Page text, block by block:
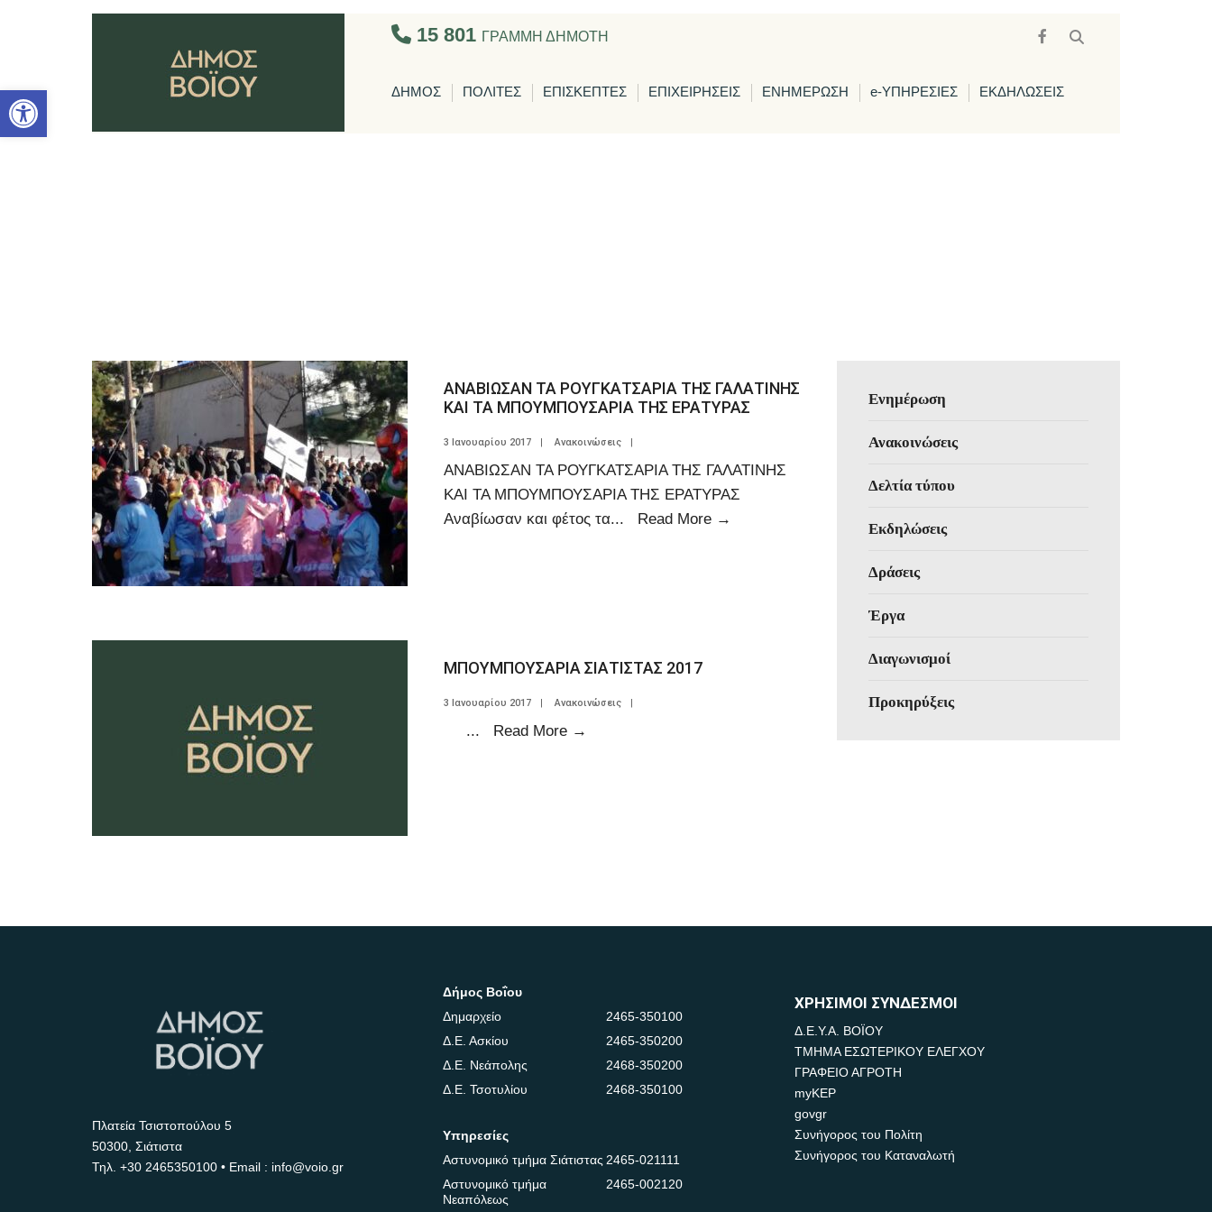
Ανοίξτε τη γραμμή εργαλείων
15 801 ΓΡΑΜΜΗ ΔΗΜΟΤΗ
ΔΗΜΟΣ ΠΟΛΙΤΕΣ ΕΠΙΣΚΕΠΤΕΣ ΕΠΙΧΕΙΡΗΣΕΙΣ ΕΝΗΜΕΡΩΣΗ e-ΥΠΗΡΕΣΙΕΣ ΕΚΔΗΛΩΣΕΙΣ
ΑΝΑΒΙΩΣΑΝ ΤΑ ΡΟΥΓΚΑΤΣΑΡΙΑ ΤΗΣ ΓΑΛΑΤΙΝΗΣ
ΚΑΙ ΤΑ ΜΠΟΥΜΠΟΥΣΑΡΙΑ ΤΗΣ ΕΡΑΤΥΡΑΣ
3 Ιανουαρίου 2017 | Ανακοινώσεις |
ΑΝΑΒΙΩΣΑΝ ΤΑ ΡΟΥΓΚΑΤΣΑΡΙΑ ΤΗΣ ΓΑΛΑΤΙΝΗΣ
ΚΑΙ ΤΑ ΜΠΟΥΜΠΟΥΣΑΡΙΑ ΤΗΣ ΕΡΑΤΥΡΑΣ
Αναβίωσαν και φέτος τα... Read More →
ΜΠΟΥΜΠΟΥΣΑΡΙΑ ΣΙΑΤΙΣΤΑΣ 2017
3 Ιανουαρίου 2017 | Ανακοινώσεις |
... Read More →
Ενημέρωση
Ανακοινώσεις
Δελτία τύπου
Εκδηλώσεις
Δράσεις
Έργα
Διαγωνισμοί
Προκηρύξεις
Πλατεία Τσιστοπούλου 5
50300, Σιάτιστα
Τηλ. +30 2465350100 • Email : info@voio.gr
Δήμος Βοΐου
Δημαρχείο
2465-350100
Δ.Ε. Ασκίου
2465-350200
Δ.Ε. Νεάπολης
2468-350200
Δ.Ε. Τσοτυλίου
2468-350100
Υπηρεσίες
Αστυνομικό τμήμα Σιάτιστας2465-021111
Αστυνομικό τμήμα
Νεαπόλεως
2465-002120
ΧΡΗΣΙΜΟΙ ΣΥΝΔΕΣΜΟΙ
Δ.Ε.Υ.Α. ΒΟΪΟΥ
ΤΜΗΜΑ ΕΣΩΤΕΡΙΚΟΥ ΕΛΕΓΧΟΥ
ΓΡΑΦΕΙΟ ΑΓΡΟΤΗ
myKEP
govgr
Συνήγορος του Πολίτη
Συνήγορος του Καταναλωτή